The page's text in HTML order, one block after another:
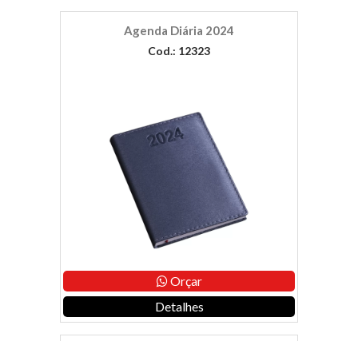
Agenda Diária 2024
Cod.: 12323
Orçar
Detalhes